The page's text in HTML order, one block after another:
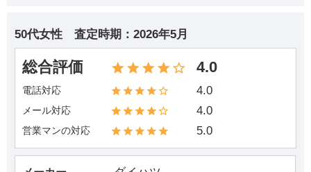
50代女性 査定時期： 2026年5月
総合評価 4.0
電話対応 4.0
メール対応 4.0
営業マンの対応 5.0